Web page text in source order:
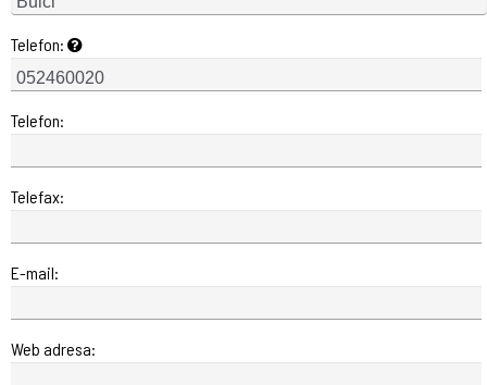
Telefon:
Telefon:
Telefax:
E-mail:
Web adresa: